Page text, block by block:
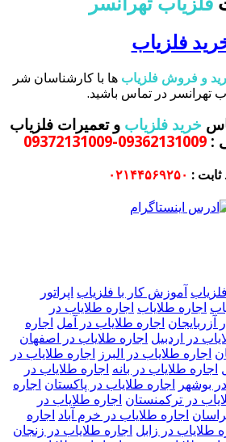
فلزیاب
و فروش فلزیاب ها با کارشناسان شر
تهرانسر در تماس باشید.
خرید فلزیابو تعمیرات فلزیاب
:
09362131009-09372131009
: ۰۲۱۴۴۵۶۹۲۵۰
آموزش کار با فلزیاب اپراتور
اجاره طلایاب اجاره طلایاب در
آزربایجان اجاره طلایاب در آمل اجاره
در اردبیل اجاره طلایاب در اصفهان
اجاره طلایاب در البرز
اجاره طلایاب در
اجاره طلایاب در بانه اجاره طلایاب در
بوشهر اجاره طلایاب در پاکستان اجاره
در ترکمنستان اجاره طلایاب در
اجاره طلایاب در خرم آباد اجاره
طلایاب در زابل اجاره طلایاب در زنجان